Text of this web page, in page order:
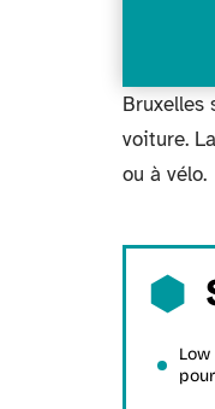
Bruxelles
voiture.
ou à vélo.